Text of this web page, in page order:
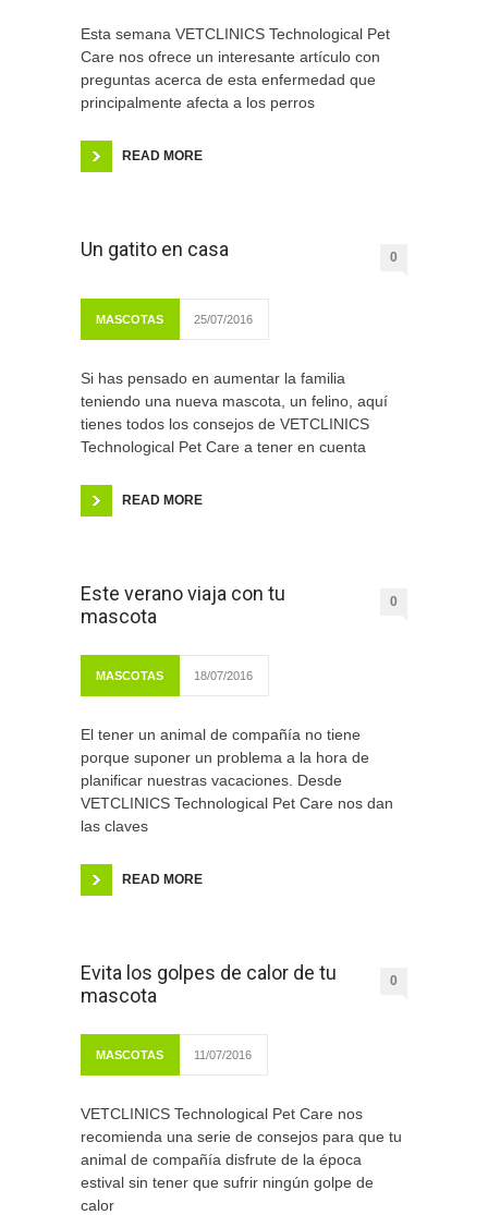
Esta semana VETCLINICS Technological Pet
Care nos ofrece un interesante artículo con
preguntas acerca de esta enfermedad que
principalmente afecta a los perros
READ MORE
Un gatito en casa 0
MASCOTAS 25/07/2016
Si has pensado en aumentar la familia
teniendo una nueva mascota, un felino, aquí
tienes todos los consejos de VETCLINICS
Technological Pet Care a tener en cuenta
READ MORE
Este verano viaja con tu
mascota
0
MASCOTAS 18/07/2016
El tener un animal de compañía no tiene
porque suponer un problema a la hora de
planificar nuestras vacaciones. Desde
VETCLINICS Technological Pet Care nos dan
las claves
READ MORE
Evita los golpes de calor de tu
mascota
0
MASCOTAS 11/07/2016
VETCLINICS Technological Pet Care nos
recomienda una serie de consejos para que tu
animal de compañía disfrute de la época
estival sin tener que sufrir ningún golpe de
calor